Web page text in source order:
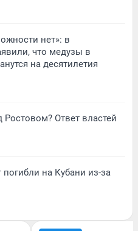
нет»: в
что медузы в
на десятилетия
Ростовом? Ответ властей
на Кубани из-за